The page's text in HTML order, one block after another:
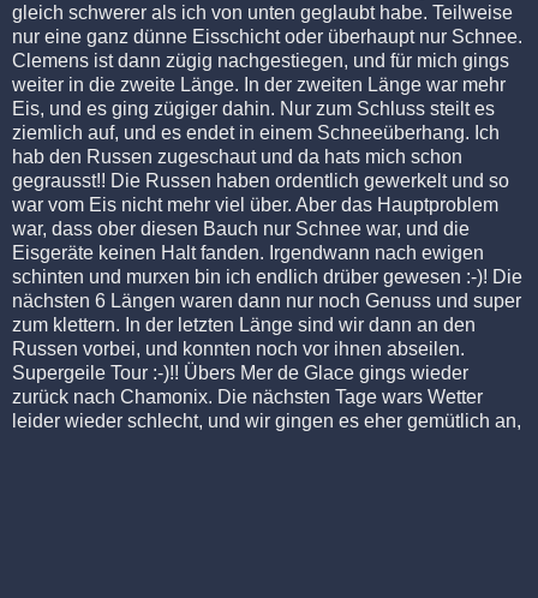
gleich schwerer als ich von unten geglaubt habe. Teilweise
nur eine ganz dünne Eisschicht oder überhaupt nur Schnee.
Clemens ist dann zügig nachgestiegen, und für mich gings
weiter in die zweite Länge. In der zweiten Länge war mehr
Eis, und es ging zügiger dahin. Nur zum Schluss steilt es
ziemlich auf, und es endet in einem Schneeüberhang. Ich
hab den Russen zugeschaut und da hats mich schon
gegrausst!! Die Russen haben ordentlich gewerkelt und so
war vom Eis nicht mehr viel über. Aber das Hauptproblem
war, dass ober diesen Bauch nur Schnee war, und die
Eisgeräte keinen Halt fanden. Irgendwann nach ewigen
schinten und murxen bin ich endlich drüber gewesen :-)! Die
nächsten 6 Längen waren dann nur noch Genuss und super
zum klettern. In der letzten Länge sind wir dann an den
Russen vorbei, und konnten noch vor ihnen abseilen.
Supergeile Tour :-)!! Übers Mer de Glace gings wieder
zurück nach Chamonix. Die nächsten Tage wars Wetter
leider wieder schlecht, und wir gingen es eher gemütlich an,